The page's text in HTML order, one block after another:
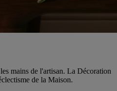
mains de l'artisan. La Décoration
de la Maison.